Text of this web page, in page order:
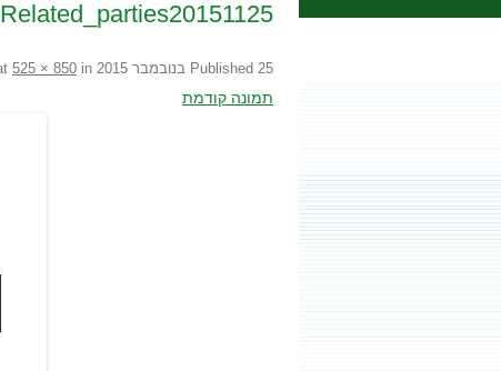
Related_parties20151125
Published 25 בנובמבר 2015 525 × 850 in
תמונה קודמת